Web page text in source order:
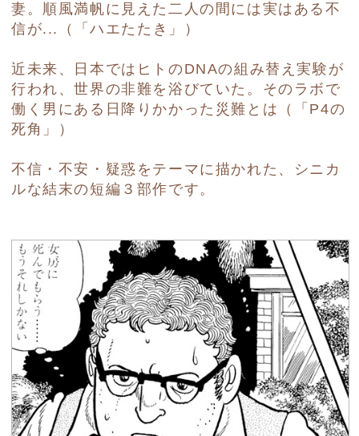
妻。順風満帆に見えた二人の間には実はある不
信が...（「ハエたたき」）
近未来、日本ではヒトのDNAの組み替え実験が
行われ、世界の非難を浴びていた。そのラボで
働く男にある日降りかかった災難とは（「P4の
死角」）
不信・不安・疑惑をテーマに描かれた、シニカ
ルな結末の短編３部作です。